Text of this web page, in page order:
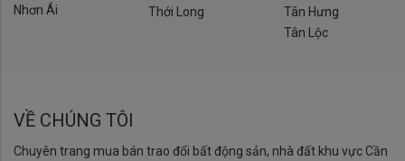
Nhơn Ái
Thới Long
Tân Hưng
Tân Lộc
VỀ CHÚNG TÔI
Chuyên trang mua bán trao đổi bất động sản, nhà đất khu vực Cần